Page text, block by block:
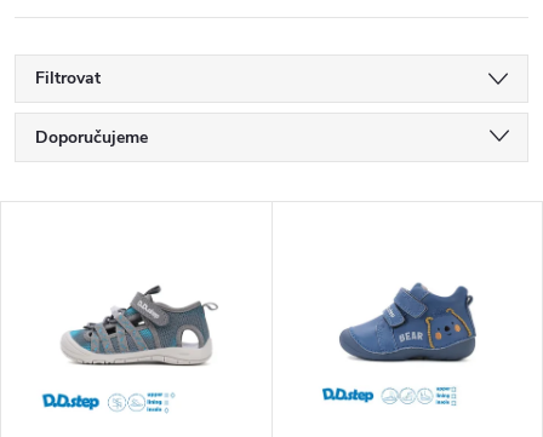
Filtrovat
Ř
a
Doporučujeme
Nejprodávanější
Abecedně